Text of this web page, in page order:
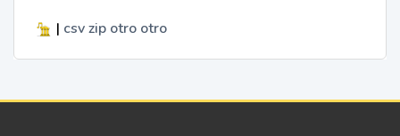
| csv zip otro otro